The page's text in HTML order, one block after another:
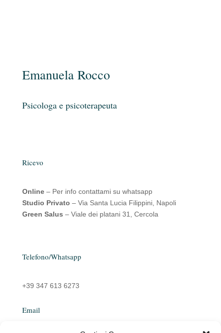
Emanuela Rocco
Psicologa e psicoterapeuta
Ricevo
Online– Per info contattami su whatsapp
Studio Privato – Via Santa Lucia Filippini, Napoli
Green Salus – Viale dei platani 31, Cercola
Telefono/Whatsapp
+39 347 613 6273
Email